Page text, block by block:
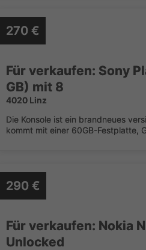
270 €
Für verkaufen: Sony
GB) mit 8
4020 Linz
Die Konsole ist ein brandneues
kommt mit einer 60GB-Festplatte,
290 €
Für verkaufen: Nokia
Unlocked